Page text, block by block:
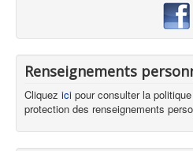
Renseignements
Cliquez ici pour consulter la
protection des renseignements